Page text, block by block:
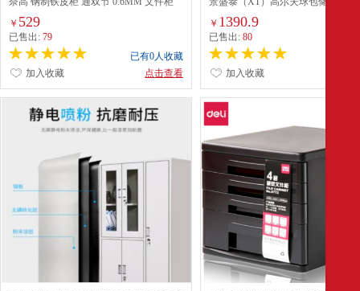
￥ 529
已售出: 79
已有0人收藏
点击查看
加入收藏
纳架 Golf Storage Rack高尔夫陈列架
￥ 1390.9
已售出:80
加入收藏